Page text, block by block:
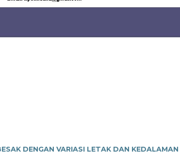
DENGAN VARIASI LETAK DAN